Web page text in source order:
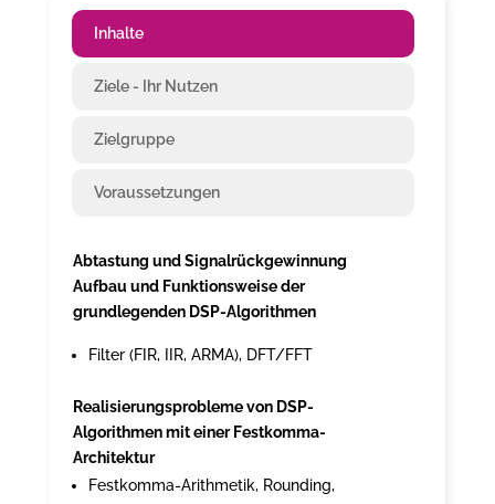
Inhalte
Ziele - Ihr Nutzen
Zielgruppe
Voraussetzungen
Abtastung und Signalrückgewinnung
Aufbau und Funktionsweise der
grundlegenden DSP-Algorithmen
Filter (FIR, IIR, ARMA), DFT/FFT
Realisierungsprobleme von DSP-
Algorithmen mit einer Festkomma-
Architektur
Festkomma-Arithmetik, Rounding,